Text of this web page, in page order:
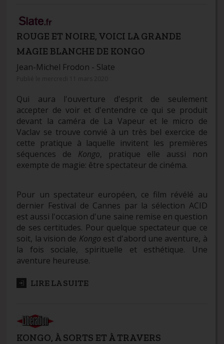
ROUGE ET NOIRE, VOICI LA GRANDE
MAGIE BLANCHE DE KONGO
Jean-Michel Frodon - Slate
Qui aura l'ouverture d'esprit de seulement
accepter de voir et d'entendre ce qui se produit
devant la caméra de La Vapeur et le micro de
Vaclav se trouve convié à un très bel exercice de
cette pratique à laquelle invitent les premières
séquences de Kongo, pratique elle aussi non
exempte de magie: être spectateur de cinéma.
Pour un spectateur européen, ce film révélé au
dernier Festival de Cannes par la sélection ACID
est aussi l'occasion d'une saine remise en question
de ses certitudes. Pour quelque spectateur que ce
soit, la vision de Kongo est d'abord une aventure, à
la fois sociale, spirituelle et esthétique. Une
aventure heureuse.
LIRE LA SUITE
KONGO, À SORTS ET À TRAVERS